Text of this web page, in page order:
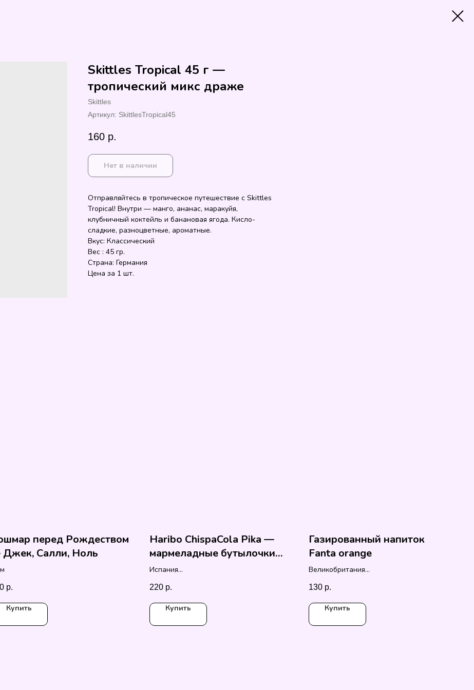
Skittles Tropical 45 г —
тропический микс драже
Skittles
Артикул: SkittlesTropical45
160 р.
Нет в наличии
Отправляйтесь в тропическое путешествие с Skittles
Tropical! Внутри — манго, ананас, маракуйя,
клубничный коктейль и банановая ягода. Кисло-
сладкие, разноцветные, ароматные.
Вкус: Классический
Вес : 45 гр.
Страна: Германия
Цена за 1 шт.
перед Рождеством
Салли, Ноль
р.
Купить
Haribo ChispaCola Pika —
мармеладные бутылочки
колы
Испания
220 р.
Купить
Газированный напиток
Fanta orange
Великобритания
130 р.
Купить